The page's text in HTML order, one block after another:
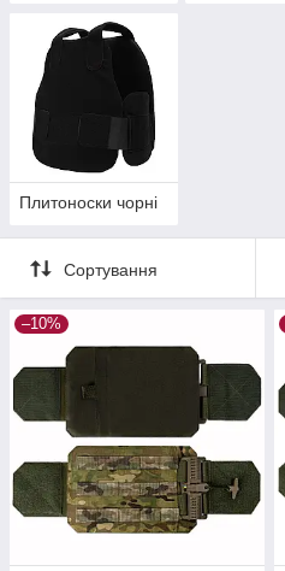
Плитоноски чорні
Сортування
–10%